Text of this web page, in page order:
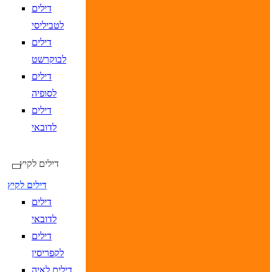
דילים
לטביליסי
דילים
לבוקרשט
דילים
לסופיה
דילים
לדובאי
דילים לקיץ
דילים לקיץ
דילים
לדובאי
דילים
לקפריסין
דילים לאיה